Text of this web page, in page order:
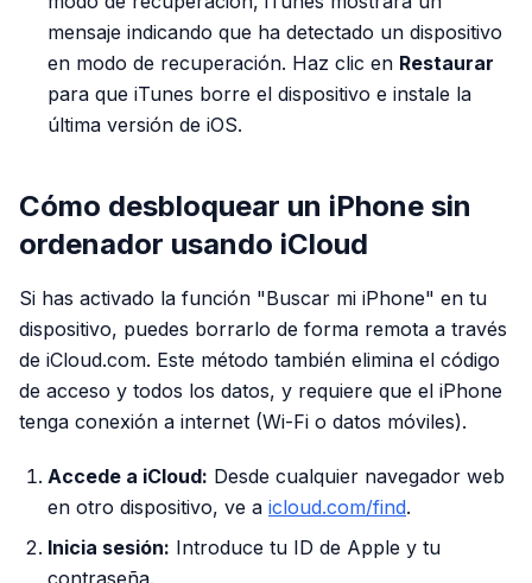
mensaje indicando que ha detectado un dispositivo
en modo de recuperación. Haz clic en Restaurar
para que iTunes borre el dispositivo e instale la
última versión de iOS.
Cómo desbloquear un iPhone sin
ordenador usando iCloud
Si has activado la función "Buscar mi iPhone" en tu
dispositivo, puedes borrarlo de forma remota a través
de iCloud.com. Este método también elimina el código
de acceso y todos los datos, y requiere que el iPhone
tenga conexión a internet (Wi-Fi o datos móviles).
Accede a iCloud: Desde cualquier navegador web
en otro dispositivo, ve a icloud.com/find.
Inicia sesión: Introduce tu ID de Apple y tu